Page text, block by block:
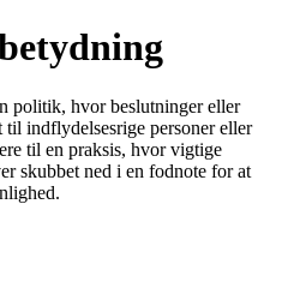
politik, hvor beslutninger eller
indflydelsesrige personer eller
til en praksis, hvor vigtige
skubbet ned i en fodnote for at